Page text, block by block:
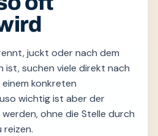
ist, suchen viele direkt nach
konkreten
wichtig ist aber der
ohne die Stelle durch
reizen.